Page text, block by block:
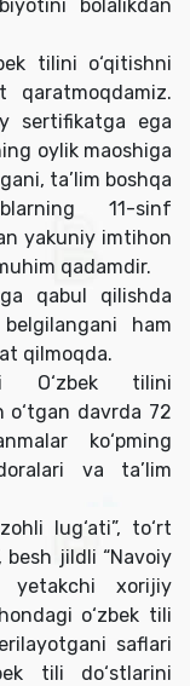
bolalikdan
tilini o‘qitishni
qaratmoqdamiz.
sertifikatga ega
oylik maoshiga
ta’lim boshqa
11-sinf
yakuniy imtihon
qadamdir.
qabul qilishda
ham
qilmoqda.
O‘zbek tilini
o‘tgan davrda 72
ko‘pming
va ta’lim
lug‘ati”, to‘rt
besh jildli “Navoiy
yetakchi xorijiy
o‘zbek tili
saflari
tili do‘stlarini